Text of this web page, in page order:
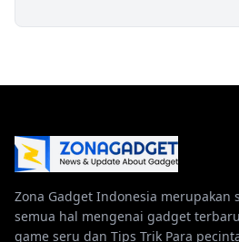
Zona Gadget Indonesia merupakan
semua hal mengenai gadget
game seru dan Tips Trik Para